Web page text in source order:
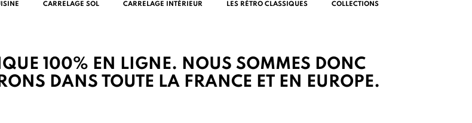
CARRELAGE SOL CARRELAGE INTÉRIEUR LES RÉTRO CLASSIQUES COLLECTIONS
100% EN LIGNE. NOUS SOMMES DONC
DANS TOUTE LA FRANCE ET EN EUROPE.